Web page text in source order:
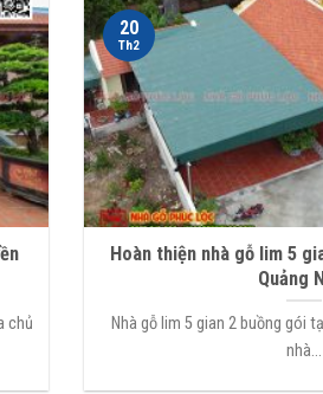
chủ
Hoàn thiện nhà gỗ lim 5
Quảng
Nhà gỗ lim 5 gian 2 buồng gói
nhà...
20
Th2